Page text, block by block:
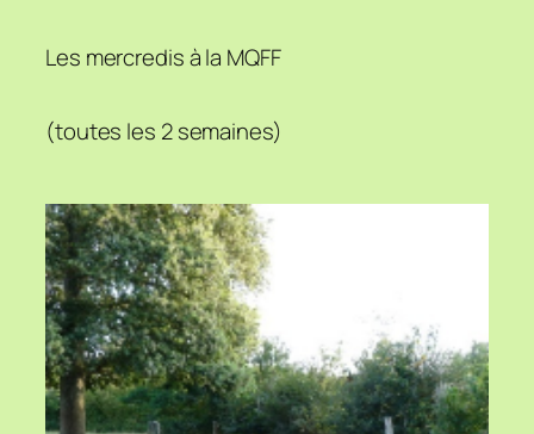
Les mercredis à la MQFF
(toutes les 2 semaines)